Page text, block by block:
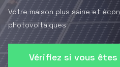
Votre maison plus saine et
photovoltaiques
Vérifiez si vous êtes